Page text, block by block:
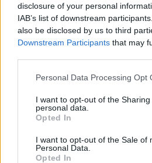
disclosure of your personal
IAB’s list of downstream
also be disclosed by us to third
Downstream Participants that may
Personal Data Processing Opt
I want to opt-out of the
personal data.
Opted In
I want to opt-out of the Sale of
Personal Data.
Opted In